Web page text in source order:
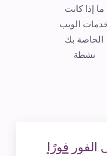
ما إذا كانت
الويب
الخاصة بك
نشطة
فورًا